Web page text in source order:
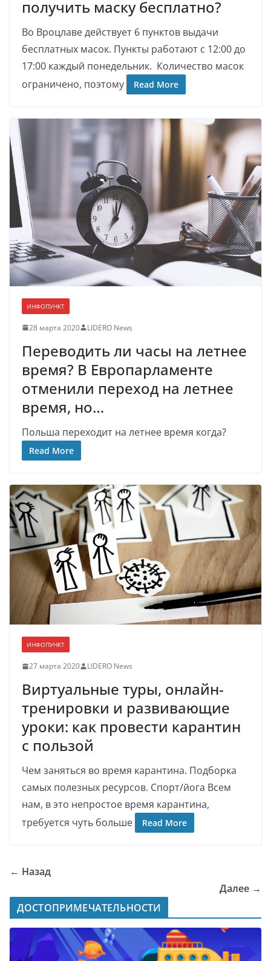
получить маску бесплатно?
Во Вроцлаве действует 6 пунктов выдачи
бесплатных масок. Пункты работают с 12:00 до
17:00 каждый понедельник. Количество масок
ограничено, поэтому
Read More
ИНФОПУНКТ
28 марта 2020 LIDERO News
Переводить ли часы на летнее
время? В Европарламенте
отменили переход на летнее
время, но…
Польша переходит на летнее время когда?
Read More
ИНФОПУНКТ
27 марта 2020 LIDERO News
Виртуальные туры, онлайн-
тренировки и развивающие
уроки: как провести карантин
с пользой
Чем заняться во время карантина. Подборка
самых полезных ресурсов. Спорт/йога Всем
нам, в это непростое время карантина,
требуется чуть больше
Read More
← Назад
Далее →
ДОСТОПРИМЕЧАТЕЛЬНОСТИ